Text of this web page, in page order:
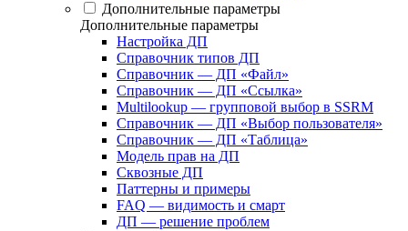
Дополнительные параметры
Дополнительные параметры
Настройка ДП
Справочник типов ДП
Справочник — ДП «Файл»
Справочник — ДП «Ссылка»
Multilookup — групповой выбор в SSRM
Справочник — ДП «Выбор пользователя»
Справочник — ДП «Таблица»
Модель прав на ДП
Сквозные ДП
Паттерны и примеры
FAQ — видимость и смарт
ДП — решение проблем